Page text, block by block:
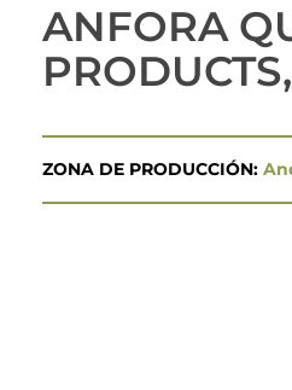
ANFORA
ZONA DE PRODUCCIÓN: